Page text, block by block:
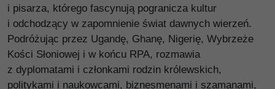
i pisarza, którego fascynują pogranicza kultur
i odchodzący w zapomnienie świat dawnych wierzeń.
Podróżując przez Ugandę, Ghanę, Nigerię, Wybrzeże
Kości Słoniowej i w końcu RPA, rozmawia
z dyplomatami i członkami rodzin królewskich,
politykami i naukowcami, biznesmenami i szamanami,